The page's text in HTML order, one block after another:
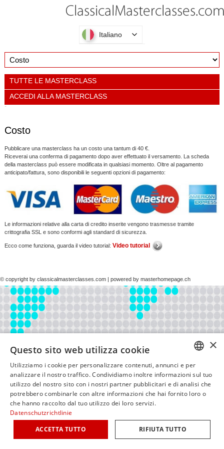
Italiano
TUTTE LE MASTERCLASS
ACCEDI ALLA MASTERCLASS
Costo
Pubblicare una masterclass ha un costo una tantum di 40 €.
Riceverai una conferma di pagamento dopo aver effettuato il versamento. La scheda
della masterclass può essere modificata in qualsiasi momento. Oltre al pagamento
anticipato/fattura, sono disponibili le seguenti opzioni di pagamento:
Le informazioni relative alla carta di credito inserite vengono trasmesse tramite
crittografia SSL e sono conformi agli standard di sicurezza.
Ecco come funziona, guarda il video tutorial: Video tutorial
© copyright by classicalmasterclasses.com | powered by masterhomepage.ch
×
Questo sito web utilizza cookie
Utilizziamo i cookie per personalizzare contenuti, annunci e per
analizzare il nostro traffico. Condividiamo inoltre informazioni sul tuo
utilizzo del nostro sito con i nostri partner pubblicitari e di analisi che
potrebbero combinarle con altre informazioni che hai fornito loro o
che hanno raccolto dal tuo utilizzo dei loro servizi.
Datenschutzrichtlinie
ACCETTA TUTTO
RIFIUTA TUTTO